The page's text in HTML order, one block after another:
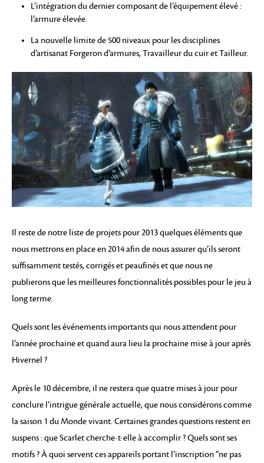
L’intégration du dernier composant de l’équipement élevé :
l’armure élevée.
La nouvelle limite de 500 niveaux pour les disciplines
d’artisanat Forgeron d’armures, Travailleur du cuir et Tailleur.
Il reste de notre liste de projets pour 2013 quelques éléments que
nous mettrons en place en 2014 afin de nous assurer qu’ils seront
suffisamment testés, corrigés et peaufinés et que nous ne
publierons que les meilleures fonctionnalités possibles pour le jeu à
long terme.
Quels sont les événements importants qui nous attendent pour
l’année prochaine et quand aura lieu la prochaine mise à jour après
Hivernel ?
Après le 10 décembre, il ne restera que quatre mises à jour pour
conclure l’intrigue générale actuelle, que nous considérons comme
la saison 1 du Monde vivant. Certaines grandes questions restent en
suspens : que Scarlet cherche-t-elle à accomplir ? Quels sont ses
motifs ? À quoi servent ces appareils portant l’inscription “ne pas